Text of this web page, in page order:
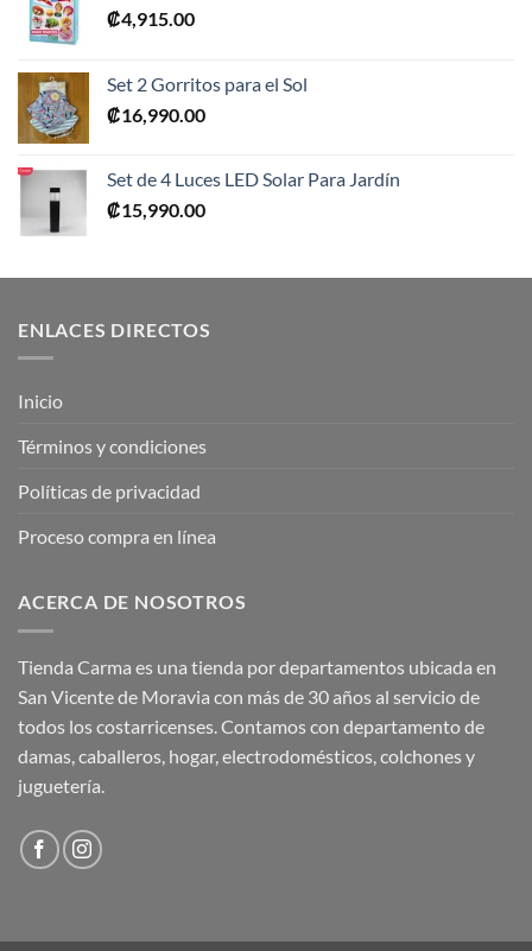
₡4,915.00
Set 2 Gorritos para el Sol
₡16,990.00
Set de 4 Luces LED Solar Para Jardín
₡15,990.00
ENLACES DIRECTOS
Inicio
Términos y condiciones
Políticas de privacidad
Proceso compra en línea
ACERCA DE NOSOTROS
Tienda Carma es una tienda por departamentos ubicada en
San Vicente de Moravia con más de 30 años al servicio de
todos los costarricenses. Contamos con departamento de
damas, caballeros, hogar, electrodomésticos, colchones y
juguetería.